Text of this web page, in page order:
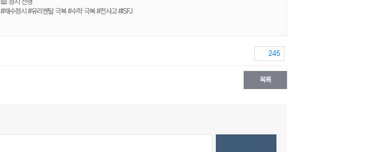
#재수정시 #유리멘탈 극복 #수학 극복 #전사고 #ISFJ
245
목록